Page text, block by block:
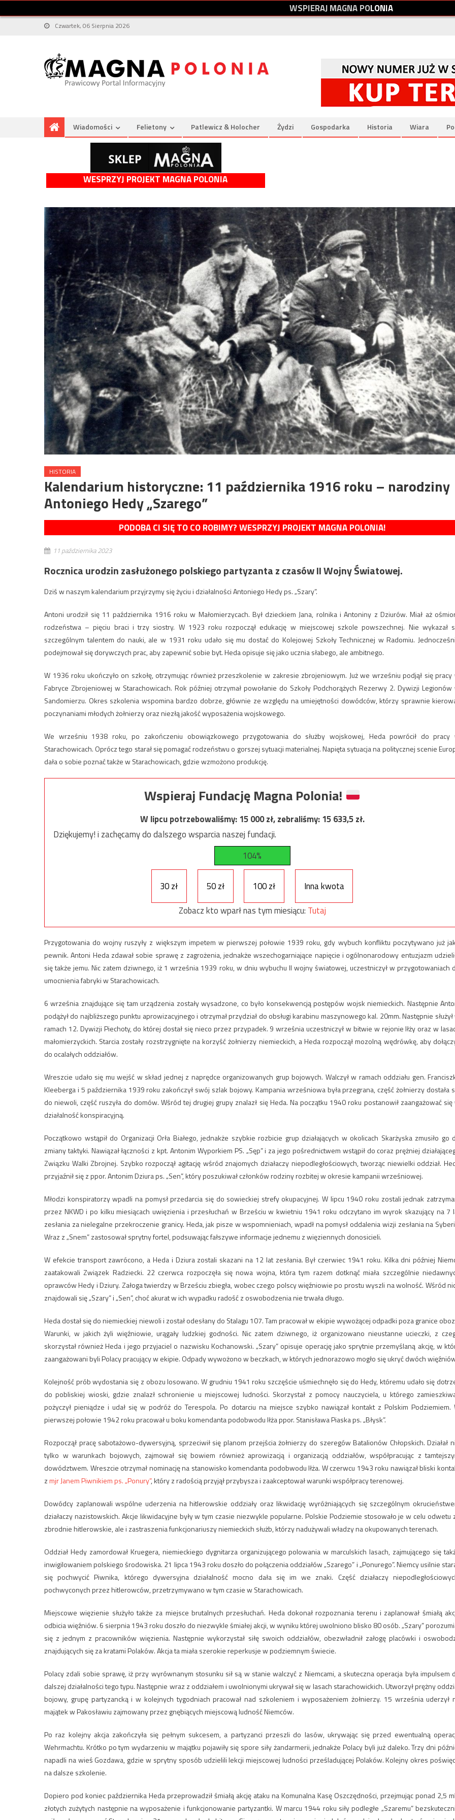
WSPIERAJMAGNAPOLONIA
Czwartek, 06 Sierpnia 2026
Wiadomości Felietony Patlewicz & Holocher Żydzi Gospodarka Historia Wiara
WESPRZYJ PROJEKT MAGNA POLONIA
HISTORIA
Kalendarium historyczne: 11 października 1916 roku – narodziny
Antoniego Hedy „Szarego”
PODOBA CI SIĘ TO CO ROBIMY? WESPRZYJ PROJEKT MAGNA POLONIA!
11 października 2023
Rocznica urodzin zasłużonego polskiego partyzanta z czasów II Wojny Światowej.
Dziś w naszym kalendarium przyjrzymy się życiu i działalności Antoniego Hedy ps. „Szary”.
Antoni urodził się 11 października 1916 roku w Małomierzycach. Był dzieckiem Jana, rolnika i Antoniny z Dziurów. Miał aż
rodzeństwa – pięciu braci i trzy siostry. W 1923 roku rozpoczął edukację w miejscowej szkole powszechnej. Nie wykazał
szczególnym talentem do nauki, ale w 1931 roku udało się mu dostać do Kolejowej Szkoły Technicznej w Radomiu.
podejmował się dorywczych prac, aby zapewnić sobie byt. Heda opisuje się jako ucznia słabego, ale ambitnego.
W 1936 roku ukończyło on szkołę, otrzymując również przeszkolenie w zakresie zbrojeniowym. Już we wrześniu podjął się pracy
Fabryce Zbrojeniowej w Starachowicach. Rok później otrzymał powołanie do Szkoły Podchorążych Rezerwy 2. Dywizji Legionów
Sandomierzu. Okres szkolenia wspomina bardzo dobrze, głównie ze względu na umiejętności dowódców, którzy sprawnie
poczynaniami młodych żołnierzy oraz niezłą jakość wyposażenia wojskowego.
We wrześniu 1938 roku, po zakończeniu obowiązkowego przygotowania do służby wojskowej, Heda powrócił do pracy
Starachowicach. Oprócz tego starał się pomagać rodzeństwu o gorszej sytuacji materialnej. Napięta sytuacja na politycznej scenie
dała o sobie poznać także w Starachowicach, gdzie wzmożono produkcję.
Wspieraj Fundację Magna Polonia!
W lipcu potrzebowaliśmy:15 000zł, zebraliśmy:15 633,5zł.
Dziękujemy! i zachęcamy do dalszego wsparcia naszej fundacji.
104%
30 zł 50 zł 100 zł
Inna kwota
Zobacz kto wparł nas tym miesiącu: Tutaj
Przygotowania do wojny ruszyły z większym impetem w pierwszej połowie 1939 roku, gdy wybuch konfliktu poczytywano już
pewnik. Antoni Heda zdawał sobie sprawę z zagrożenia, jednakże wszechogarniające napięcie i ogólnonarodowy entuzjazm
się także jemu. Nic zatem dziwnego, iż 1 września 1939 roku, w dniu wybuchu II wojny światowej, uczestniczył w przygotowaniach
umocnienia fabryki w Starachowicach.
6 września znajdujące się tam urządzenia zostały wysadzone, co było konsekwencją postępów wojsk niemieckich. Następnie
podążył do najbliższego punktu aprowizacyjnego i otrzymał przydział do obsługi karabinu maszynowego kal. 20mm. Następnie służył
ramach 12. Dywizji Piechoty, do której dostał się nieco przez przypadek. 9 września uczestniczył w bitwie w rejonie Iłży oraz w
małomierzyckich. Starcia zostały rozstrzygnięte na korzyść żołnierzy niemieckich, a Heda rozpoczął mozolną wędrówkę, aby
do ocalałych oddziałów.
Wreszcie udało się mu wejść w skład jednej z naprędce organizowanych grup bojowych. Walczył w ramach oddziału gen.
Kleeberga i 5 października 1939 roku zakończył swój szlak bojowy. Kampania wrześniowa była przegrana, część żołnierzy dostała
do niewoli, część ruszyła do domów. Wśród tej drugiej grupy znalazł się Heda. Na początku 1940 roku postanowił zaangażować się
działalność konspiracyjną.
Początkowo wstąpił do Organizacji Orła Białego, jednakże szybkie rozbicie grup działających w okolicach Skarżyska zmusiło go
zmiany taktyki. Nawiązał łączności z kpt. Antonim Wyporkiem PS. „Sęp” i za jego pośrednictwem wstąpił do coraz prężniej
Związku Walki Zbrojnej. Szybko rozpoczął agitację wśród znajomych działaczy niepodległościowych, tworząc niewielki oddział.
przyjaźnił się z ppor. Antonim Dziura ps. „Sen”, który poszukiwał członków rodziny rozbitej w okresie kampanii wrześniowej.
Młodzi konspiratorzy wpadli na pomysł przedarcia się do sowieckiej strefy okupacyjnej. W lipcu 1940 roku zostali jednak
przez NKWD i po kilku miesiącach uwięzienia i przesłuchań w Brześciu w kwietniu 1941 roku odczytano im wyrok skazujący na 7
zesłania za nielegalne przekroczenie granicy. Heda, jak pisze w wspomnieniach, wpadł na pomysł oddalenia wizji zesłania na
Wraz z „Snem” zastosował sprytny fortel, podsuwając fałszywe informacje jednemu z więziennych donosicieli.
W efekcie transport zawrócono, a Heda i Dziura zostali skazani na 12 lat zesłania. Był czerwiec 1941 roku. Kilka dni później
zaatakowali Związek Radziecki. 22 czerwca rozpoczęła się nowa wojna, która tym razem dotknąć miała szczególnie
oprawców Hedy i Dziury. Załoga twierdzy w Brześciu zbiegła, wobec czego polscy więźniowie po prostu wyszli na wolność. Wśród
znajdowali się „Szary” i „Sen”, choć akurat w ich wypadku radość z oswobodzenia nie trwała długo.
Heda dostał się do niemieckiej niewoli i został odesłany do Stalagu 107. Tam pracował w ekipie wywożącej odpadki poza granice
Warunki, w jakich żyli więźniowie, urągały ludzkiej godności. Nic zatem dziwnego, iż organizowano nieustanne ucieczki, z
skorzystał również Heda i jego przyjaciel o nazwisku Kochanowski. „Szary” opisuje operację jako sprytnie przemyślaną akcję, w
zaangażowani byli Polacy pracujący w ekipie. Odpady wywożono w beczkach, w których jednorazowo mogło się ukryć dwóch
Kolejność prób wydostania się z obozu losowano. W grudniu 1941 roku szczęście uśmiechnęło się do Hedy, któremu udało się
do pobliskiej wioski, gdzie znalazł schronienie u miejscowej ludności. Skorzystał z pomocy nauczyciela, u którego
pożyczył pieniądze i udał się w podróż do Terespola. Po dotarciu na miejsce szybko nawiązał kontakt z Polskim Podziemiem.
pierwszej połowie 1942 roku pracował u boku komendanta podobwodu Iłża ppor. Stanisława Piaska ps. „Błysk”.
Rozpoczął pracę sabotażowo-dywersyjną, sprzeciwił się planom przejścia żołnierzy do szeregów Batalionów Chłopskich. Działał
tylko w warunkach bojowych, zajmował się bowiem również aprowizacją i organizacją oddziałów, współpracując z
dowództwem. Wreszcie otrzymał nominację na stanowisko komendanta podobwodu Iłża. W czerwcu 1943 roku nawiązał bliski
zmjr Janem Piwnikiem ps. „Ponury”, który z radością przyjął przybysza i zaakceptował warunki współpracy terenowej.
Dowódcy zaplanowali wspólne uderzenia na hitlerowskie oddziały oraz likwidację wyróżniających się szczególnym
działaczy nazistowskich. Akcje likwidacyjne były w tym czasie niezwykle popularne. Polskie Podziemie stosowało je w celu odwetu
zbrodnie hitlerowskie, ale i zastraszenia funkcjonariuszy niemieckich służb, którzy nadużywali władzy na okupowanych terenach.
Oddział Hedy zamordował Kruegera, niemieckiego dygnitarza organizującego polowania w marculskich lasach, zajmującego się
inwigilowaniem polskiego środowiska. 21 lipca 1943 roku doszło do połączenia oddziałów „Szarego” i „Ponurego”. Niemcy usilnie
się pochwycić Piwnika, którego dywersyjna działalność mocno dała się im we znaki. Część działaczy
pochwyconych przez hitlerowców, przetrzymywano w tym czasie w Starachowicach.
Miejscowe więzienie służyło także za miejsce brutalnych przesłuchań. Heda dokonał rozpoznania terenu i zaplanował śmiałą
odbicia więźniów. 6 sierpnia 1943 roku doszło do niezwykle śmiałej akcji, w wyniku której uwolniono blisko 80 osób. „Szary”
się z jednym z pracowników więzienia. Następnie wykorzystał siłę swoich oddziałów, obezwładnił załogę placówki i
znajdujących się za kratami Polaków. Akcja ta miała szerokie reperkusje w podziemnym świecie.
Polacy zdali sobie sprawę, iż przy wyrównanym stosunku sił są w stanie walczyć z Niemcami, a skuteczna operacja była impulsem
dalszej działalności tego typu. Następnie wraz z oddziałem i uwolnionymi ukrywał się w lasach starachowickich. Utworzył prężny
bojowy, grupę partyzancką i w kolejnych tygodniach pracował nad szkoleniem i wyposażeniem żołnierzy. 15 września uderzył
majątek w Pakosławiu zajmowany przez gnębiących miejscową ludność Niemców.
Po raz kolejny akcja zakończyła się pełnym sukcesem, a partyzanci przeszli do lasów, ukrywając się przed ewentualną
Wehrmachtu. Krótko po tym wydarzeniu w majątku pojawiły się spore siły żandarmerii, jednakże Polacy byli już daleko. Trzy dni
napadli na wieś Gozdawa, gdzie w sprytny sposób udzielili lekcji miejscowej ludności prześladującej Polaków. Kolejny okres
na dalsze szkolenie.
Dopiero pod koniec października Heda przeprowadził śmiałą akcję ataku na Komunalna Kasę Oszczędności, przejmując ponad 2,5
złotych zużytych następnie na wyposażenie i funkcjonowanie partyzantki. W marcu 1944 roku siły podległe „Szaremu”